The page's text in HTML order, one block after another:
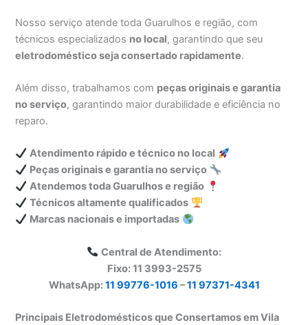
Nosso serviço atende toda Guarulhos e região, com
técnicos especializados no local, garantindo que seu
eletrodoméstico seja consertado rapidamente.
Além disso, trabalhamos com peças originais e garantia
no serviço, garantindo maior durabilidade e eficiência no
reparo.
Atendimento rápido e técnico no local
Peças originais e garantia no serviço
Atendemos toda Guarulhos e região
Técnicos altamente qualificados
Marcas nacionais e importadas
Central de Atendimento:
Fixo: 11 3993-2575
WhatsApp:11 99776-1016 –11 97371-4341
Principais Eletrodomésticos que Consertamos em Vila